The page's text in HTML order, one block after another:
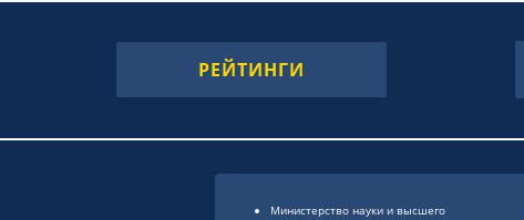
РЕЙТИНГИ
Министерство науки и высшего